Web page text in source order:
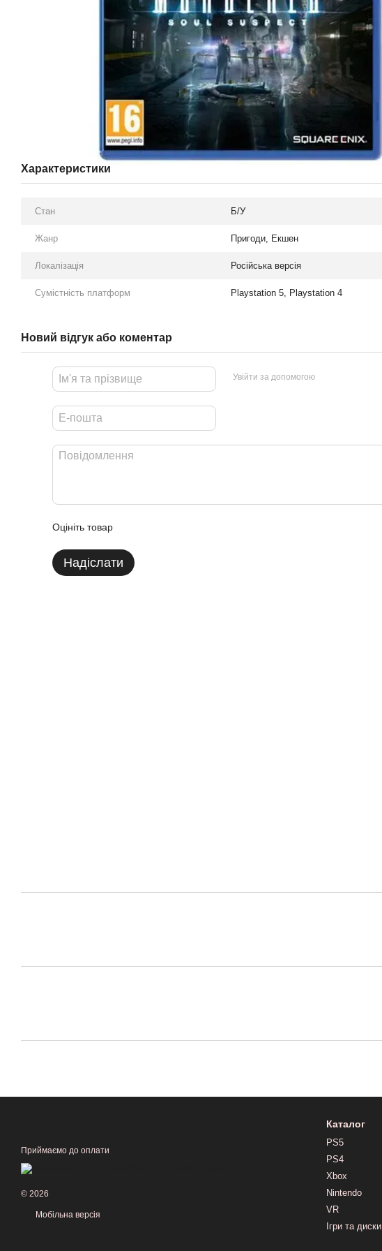
Характеристики
Стан Б/У
Жанр Пригоди, Екшен
Локалізація Російська версія
Сумістність платформ Playstation 5, Playstation 4
Новий відгук або коментар
Увійти за допомогою
Оцініть товар
Надіслати
Приймаємо до оплати
© 2026
Мобільна версія
Каталог
PS5
PS4
Xbox
Nintendo
VR
Ігри та диски